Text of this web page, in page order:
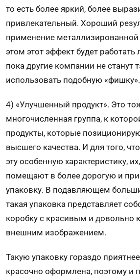
то есть более яркий, более
привлекатель­ный. Хороший
применение
этом этот эффект будет работать
пока другие компании не станут
использовать подобную «фишку».
4) «Улучшенный продукт». Это
многочисленная груп­па, к
продукты, которые
высшего качества. И для того,
эту особенную ха­рактеристику,
помещают в более дорогую и
упаковку. В подав­ляющем
такая упаковка представляет
коробку с красивым и довольно
внешним изобра­жением.
Такую упаковку гораздо
красочно оформлена, поэтому и